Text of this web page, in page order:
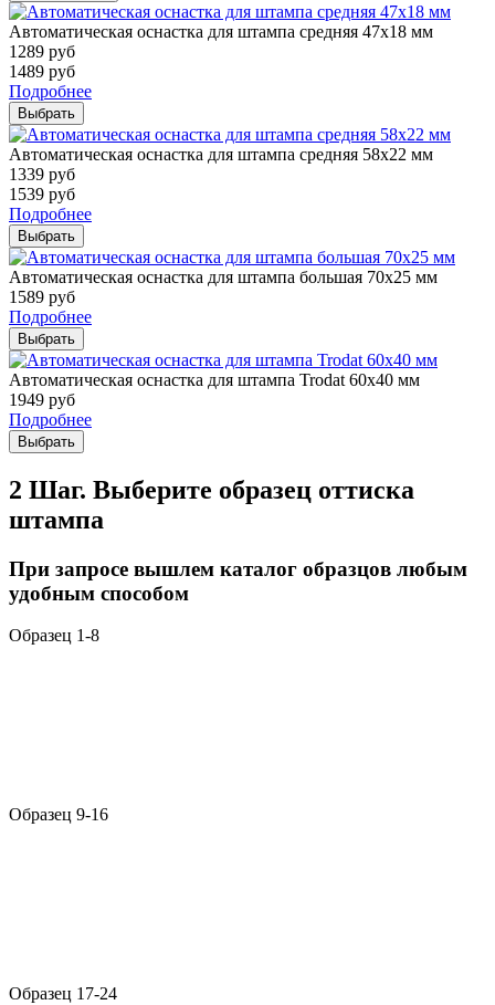
Автоматическая оснастка для штампа средняя 47х18 мм
1289 руб
1489 руб
Подробнее
Выбрать
Автоматическая оснастка для штампа средняя 58х22 мм
1339 руб
1539 руб
Подробнее
Выбрать
Автоматическая оснастка для штампа большая 70х25 мм
1589 руб
Подробнее
Выбрать
Автоматическая оснастка для штампа Trodat 60х40 мм
1949 руб
Подробнее
Выбрать
2 Шаг. Выберите образец оттиска
штампа
При запросе вышлем каталог образцов любым
удобным способом
Образец 1-8
Образец 9-16
Образец 17-24